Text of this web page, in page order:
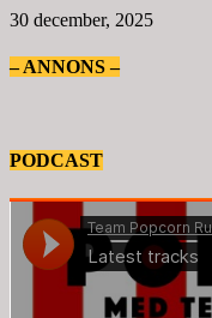
30 december, 2025
– ANNONS –
PODCAST